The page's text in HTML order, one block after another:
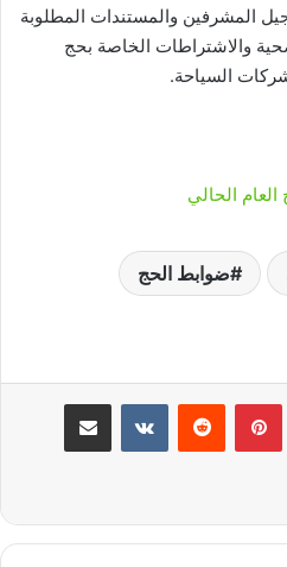
المشرفين والمستندات المطلوبة
والاشتراطات الخاصة بحج
السياحة.
ضوابط الحج
بينتيريست